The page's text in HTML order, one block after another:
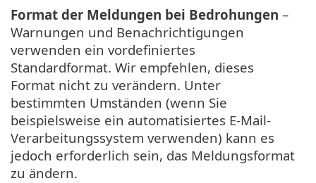
Format der Meldungen bei Bedrohungen –
Warnungen und Benachrichtigungen
verwenden ein vordefiniertes
Standardformat. Wir empfehlen, dieses
Format nicht zu verändern. Unter
bestimmten Umständen (wenn Sie
beispielsweise ein automatisiertes E-Mail-
Verarbeitungssystem verwenden) kann es
jedoch erforderlich sein, das Meldungsformat
zu ändern.